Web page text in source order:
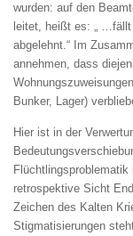
wurden: auf den
leitet, heißt es: „
abgelehnt.“ Im
annehmen, dass
Bunker, Lager)
Hier ist in der
retrospektive Sicht
Zeichen des Kalten
Stigmatisierungen